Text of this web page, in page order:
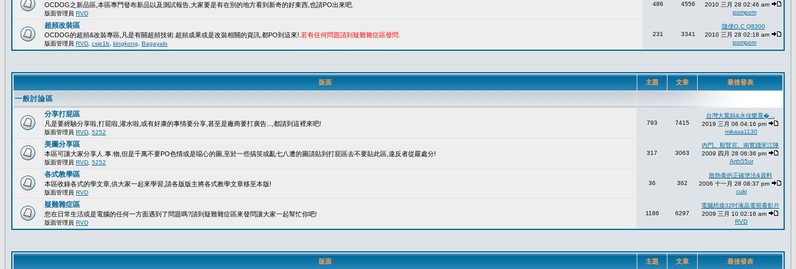
OCDOG之新品區,本區專門發布新品以及測試報告,大家要是有在別的地方看到新奇的好東西,也請PO出來吧.
版面管理員 RVD
486 4556
2010 三月 28 02:46 am
pompom
超頻改裝區
OCDOG的超頻&改裝專區,凡是有關超頻技術.超頻成果或是改裝相關的資訊,都PO到這來!. 若有任何問題請到疑難雜症區發問.
版面管理員 RVD csie1b kingkong Bagayalo
231 3341
隨便O.C Q8300
2010 三月 28 02:18 am
pompom
版面 主題 文章 最後發表
一般討論區
分享打屁區
凡是要經驗分享啦,打屁啦,灌水啦,或有好康的事情要分享,甚至是廠商要打廣告...,都請到這裡來吧!
版面管理員 RVD 5252
793 7415
台灣大寬頻&永佳樂寬�...
2019 三月 06 04:16 pm
mikasa1130
美圖分享區
本區可讓大家分享人.事.物,但是千萬不要PO色情或是噁心的圖,至於一些搞笑或亂七八遭的圖請貼到打屁區去不要貼此區,違反者從嚴處分!
版面管理員 RVD 5252
317 3063
內門。順賢宮。南實踐宋江陣
2009 四月 28 06:36 pm
Arth55ur
各式教學區
本區收錄各式的學文章,供大家一起來學習,請各版版主將各式教學文章移至本版!
版面管理員 RVD
36 362
散熱膏的正確塗法&資料
2006 十一月 28 08:37 pm
cuki
疑難雜症區
您在日常生活或是電腦的任何一方面遇到了問題嗎?請到疑難雜症區來發問讓大家一起幫忙你吧!
版面管理員 RVD
1186 6297
電腦想接32吋液晶電視看影片
2009 三月 10 02:16 am
RVD
版面 主題 文章 最後發表